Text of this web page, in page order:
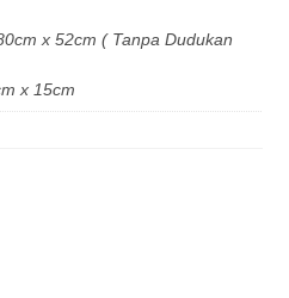
x 52cm ( Tanpa Dudukan
x 15cm